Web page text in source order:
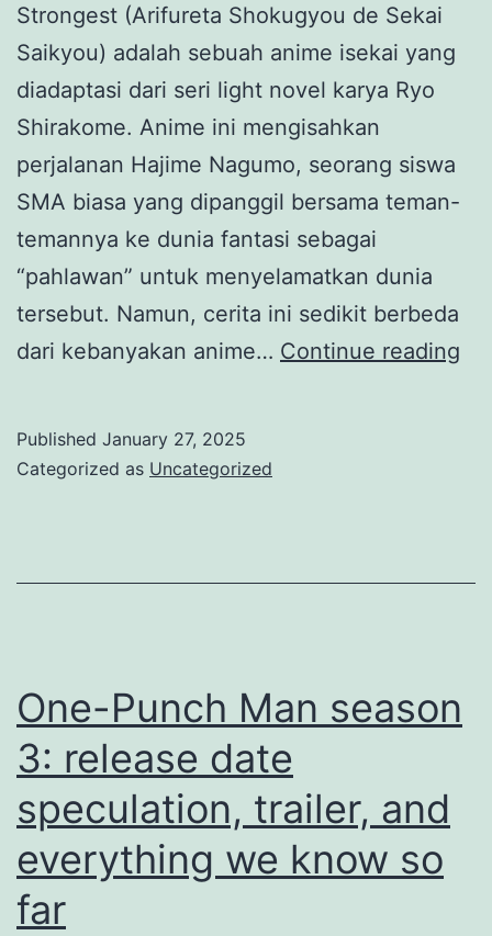
Strongest (Arifureta Shokugyou de Sekai
Saikyou) adalah sebuah anime isekai yang
diadaptasi dari seri light novel karya Ryo
Shirakome. Anime ini mengisahkan
perjalanan Hajime Nagumo, seorang siswa
SMA biasa yang dipanggil bersama teman-
temannya ke dunia fantasi sebagai
“pahlawan” untuk menyelamatkan dunia
tersebut. Namun, cerita ini sedikit berbeda
dari kebanyakan anime… Continue reading
Published January 27, 2025
Categorized as Uncategorized
One-Punch Man season
3: release date
speculation, trailer, and
everything we know so
far